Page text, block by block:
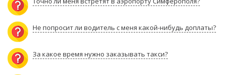
Не попросит ли водитель с меня какой-нибудь доплаты?
За какое время нужно заказывать такси?